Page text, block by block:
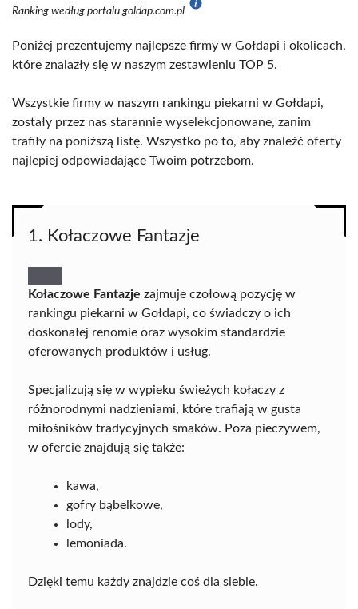
Ranking według portalu goldap.com.pl
Poniżej prezentujemy najlepsze firmy w Gołdapi i okolicach,
które znalazły się w naszym zestawieniu TOP 5.
Wszystkie firmy w naszym rankingu piekarni w Gołdapi,
zostały przez nas starannie wyselekcjonowane, zanim
trafiły na poniższą listę. Wszystko po to, aby znaleźć oferty
najlepiej odpowiadające Twoim potrzebom.
1. Kołaczowe Fantazje
Kołaczowe Fantazje zajmuje czołową pozycję w
rankingu piekarni w Gołdapi, co świadczy o ich
doskonałej renomie oraz wysokim standardzie
oferowanych produktów i usług.
Specjalizują się w wypieku świeżych kołaczy z
różnorodnymi nadzieniami, które trafiają w gusta
miłośników tradycyjnych smaków. Poza pieczywem,
w ofercie znajdują się także:
kawa,
gofry bąbelkowe,
lody,
lemoniada.
Dzięki temu każdy znajdzie coś dla siebie.